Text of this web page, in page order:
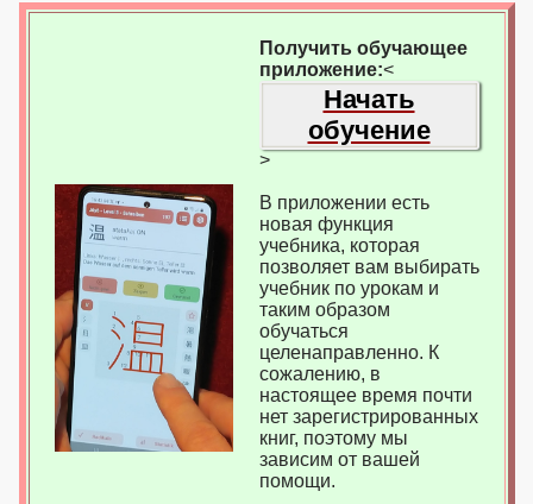
Получить обучающее
приложение:<
Начать
обучение
>
В приложении есть
новая функция
учебника, которая
позволяет вам выбирать
учебник по урокам и
таким образом
обучаться
целенаправленно. К
сожалению, в
настоящее время почти
нет зарегистрированных
книг, поэтому мы
зависим от вашей
помощи.